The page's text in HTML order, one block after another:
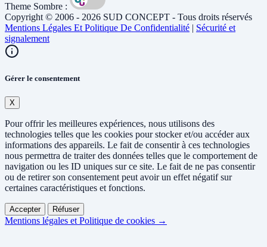
Theme Sombre :
Copyright © 2006 - 2026 SUD CONCEPT - Tous droits réservés
Mentions Légales Et Politique De Confidentialité | Sécurité et
signalement
Gérer le consentement
X
Pour offrir les meilleures expériences, nous utilisons des
technologies telles que les cookies pour stocker et/ou accéder aux
informations des appareils. Le fait de consentir à ces technologies
nous permettra de traiter des données telles que le comportement de
navigation ou les ID uniques sur ce site. Le fait de ne pas consentir
ou de retirer son consentement peut avoir un effet négatif sur
certaines caractéristiques et fonctions.
Accepter Réfuser
Mentions légales et Politique de cookies →